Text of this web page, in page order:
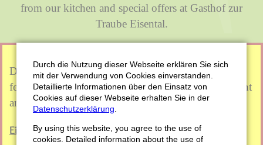
from our kitchen and special offers at Gasthof zur
Traube Eisental.
Dieser Inhalt eines Drittanbieters wird aufgrund Ihrer
fehlenden Zustimmung zu Drittanbieter-Inhalten nicht
angezeigt.
Einstellungen ändern
Durch die Nutzung dieser Webseite erklären Sie sich
mit der Verwendung von Cookies einverstanden.
Detaillierte Informationen über den Einsatz von
Cookies auf dieser Webseite erhalten Sie in der
Datenschutzerklärung
By using this website, you agree to the use of
cookies. Detailed information about the use of